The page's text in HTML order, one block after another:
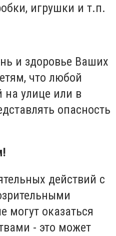
игрушки и т.п.
и здоровье Ваших
что любой
на улице или в
опасность
действий с
могут оказаться
- это может